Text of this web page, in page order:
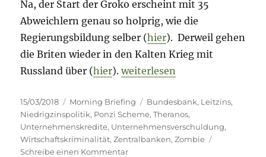
Na, der Start der Groko erscheint mit 35
Abweichlern genau so holprig, wie die
Regierungsbildung selber (hier). Derweil gehen
die Briten wieder in den Kalten Krieg mit
Russland über (hier).„Morning Briefing – 15. März
weiterlesen
Veröffentlicht
am
15/03/2018 Kategorien
Morning Briefing Schlagwörter
Bundesbank, Leitzins,
Niedrigzinspolitik, Ponzi Scheme,Theranos,
Unternehmenskredite, Unternehmensverschuldung,
Wirtschaftskriminalität,Zentralbanken,Zombie
Schreibe einen Kommentarzu